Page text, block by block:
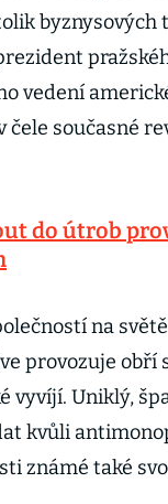
byznysových
vedení
čele současné
do útrob
na
provozuje
vyvíjí. Uniklý,
kvůli
známé také